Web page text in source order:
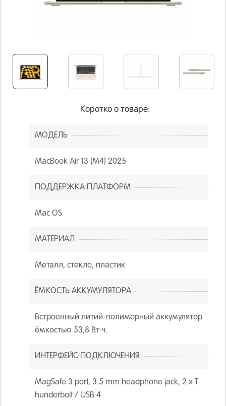
Коротко о товаре:
МОДЕЛЬ
MacBook Air 13 (M4) 2025
ПОДДЕРЖКА ПЛАТФОРМ
Mac OS
МАТЕРИАЛ
Металл, стекло, пластик
ЁМКОСТЬ АККУМУЛЯТОРА
Встроенный литий-полимерный аккумулятор
ёмкостью 53,8 Вт·ч.
ИНТЕРФЕЙС ПОДКЛЮЧЕНИЯ
MagSafe 3 port, 3.5 mm headphone jack, 2 х T
hunderbolt / USB 4